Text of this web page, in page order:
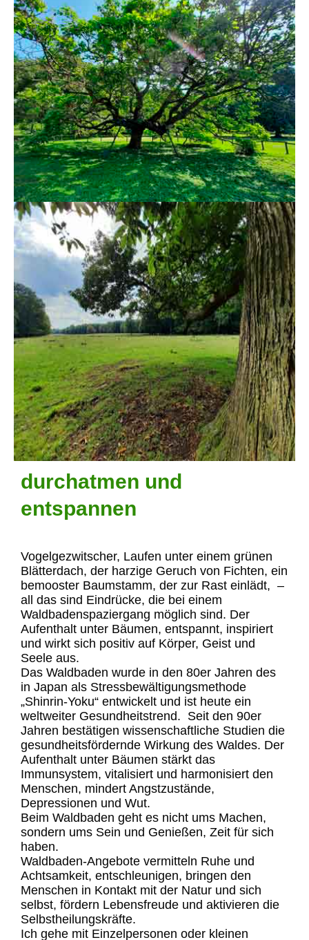
durchatmen und
entspannen
Vogelgezwitscher, Laufen unter einem grünen
Blätterdach, der harzige Geruch von Fichten, ein
bemooster Baumstamm, der zur Rast einlädt, –
all das sind Eindrücke, die bei einem
Waldbadenspaziergang möglich sind. Der
Aufenthalt unter Bäumen, entspannt, inspiriert
und wirkt sich positiv auf Körper, Geist und
Seele aus.
Das Waldbaden wurde in den 80er Jahren des
in Japan als Stressbewältigungsmethode
„Shinrin-Yoku“ entwickelt und ist heute ein
weltweiter Gesundheitstrend. Seit den 90er
Jahren bestätigen wissenschaftliche Studien die
gesundheitsfördernde Wirkung des Waldes. Der
Aufenthalt unter Bäumen stärkt das
Immunsystem, vitalisiert und harmonisiert den
Menschen, mindert Angstzustände,
Depressionen und Wut.
Beim Waldbaden geht es nicht ums Machen,
sondern ums Sein und Genießen, Zeit für sich
haben.
Waldbaden-Angebote vermitteln Ruhe und
Achtsamkeit, entschleunigen, bringen den
Menschen in Kontakt mit der Natur und sich
selbst, fördern Lebensfreude und aktivieren die
Selbstheilungskräfte.
Ich gehe mit Einzelpersonen oder kleinen